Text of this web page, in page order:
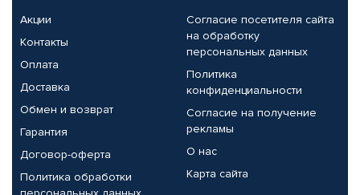
Акции
Контакты
Оплата
Доставка
Обмен и возврат
Гарантия
Договор-оферта
Политика обработки
Согласие посетителя сайта
на обработку
персональных данных
Политика
конфиденциальности
Согласие на получение
рекламы
О нас
Карта сайта